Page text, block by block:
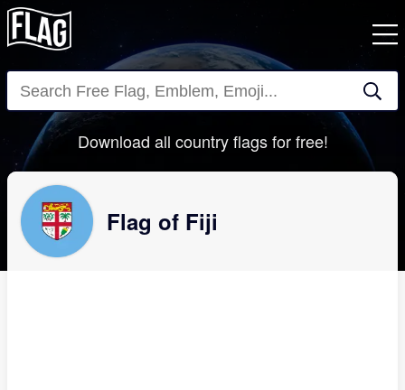
Close
Download all country flags for free!
Flag of Fiji